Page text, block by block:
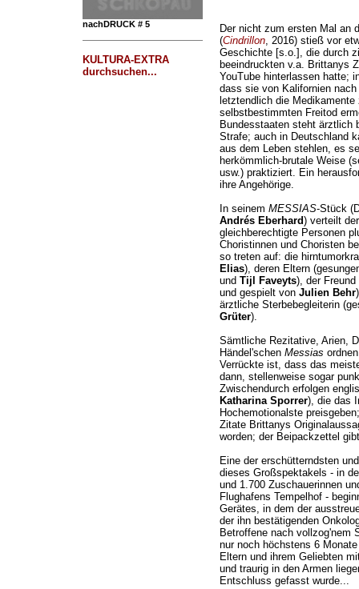
nachDRUCK # 5
KULTURA-EXTRA
durchsuchen...
Der nicht zum ersten Mal an
(Cindrillon, 2016) stieß vor
Geschichte [s.o.], die durch
beeindruckten v.a. Brittanys
YouTube hinterlassen hatte;
dass sie von Kalifornien
letztendlich die
selbstbestimmten Freitod
Bundesstaaten steht ärztlich
Strafe; auch in Deutschland
aus dem Leben stehlen, es
herkömmlich-brutale Weise
usw.) praktiziert. Ein
ihre Angehörige.
In seinem MESSIAS-Stück
Andrés Eberhard) verteilt
gleichberechtigte Personen
Choristinnen und Choristen
so treten auf: die
Elias), deren Eltern
und Tijl Faveyts), der Freund
und gespielt von Julien Behr
ärztliche Sterbebegleiterin
Grüter).
Sämtliche Rezitative, Arien,
Händel'schen Messias
Verrückte ist, dass das
dann, stellenweise sogar
Zwischendurch erfolgen
Katharina Sporrer), die das
Hochemotionalste
Zitate Brittanys
worden; der Beipackzettel
Eine der erschütterndsten
dieses Großspektakels - in
und 1.700 Zuschauerinnen
Flughafens Tempelhof -
Gerätes, in dem der
der ihn bestätigenden
Betroffene nach vollzog'nem
nur noch höchstens 6
Eltern und ihrem Geliebten
und traurig in den Armen
Entschluss gefasst wurde...